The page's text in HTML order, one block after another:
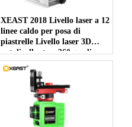
XEAST 2018 Livello laser a 12
linee caldo per posa di
piastrelle Livello laser 3D
autolivellante a 360 gradi
orizzontali e verticali